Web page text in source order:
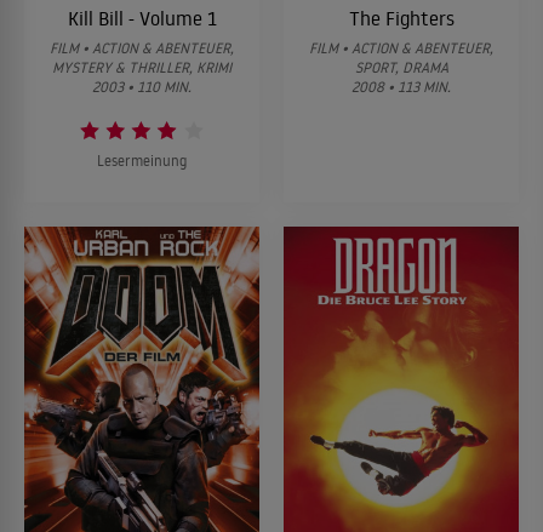
Kill Bill - Volume 1
FILM • ACTION & ABENTEUER,
MYSTERY & THRILLER, KRIMI
2003 • 110 MIN.
Lesermeinung
The Fighters
FILM • ACTION & ABENTEUER,
SPORT, DRAMA
2008 • 113 MIN.